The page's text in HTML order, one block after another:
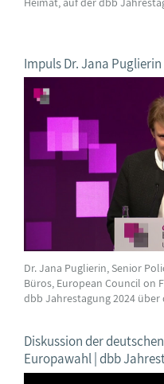
Impuls Dr. Jana
Dr. Jana Puglierin, Senior
Büros, European Council on
dbb Jahrestagung 2024
Diskussion der
Europawahl | dbb